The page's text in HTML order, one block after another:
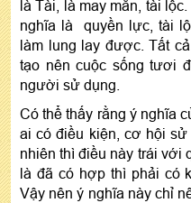
là Tài, là may mắn, tài
nghĩa là quyền lực, tài
làm lung lay được. Tất
tạo nên cuộc sống tươi
người sử dụng.
Có thể thấy rằng ý nghĩa
ai có điều kiện, cơ hội
nhiên thì điều này trái với
là đã có hợp thì phải có
Vậy nên ý nghĩa này chỉ